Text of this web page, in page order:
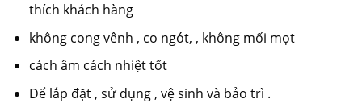
thích khách hàng
không cong vênh , co ngót, , không mối mọt
cách âm cách nhiệt tốt
Dể lắp đặt , sử dụng , vệ sinh và bảo trì .